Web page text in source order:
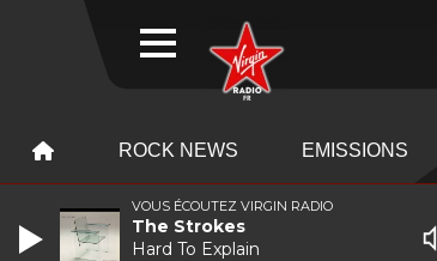
ROCK NEWS EMISSIONS
VOUS ÉCOUTEZ VIRGIN RADIO
The Strokes
Hard To Explain
WEBRADIO